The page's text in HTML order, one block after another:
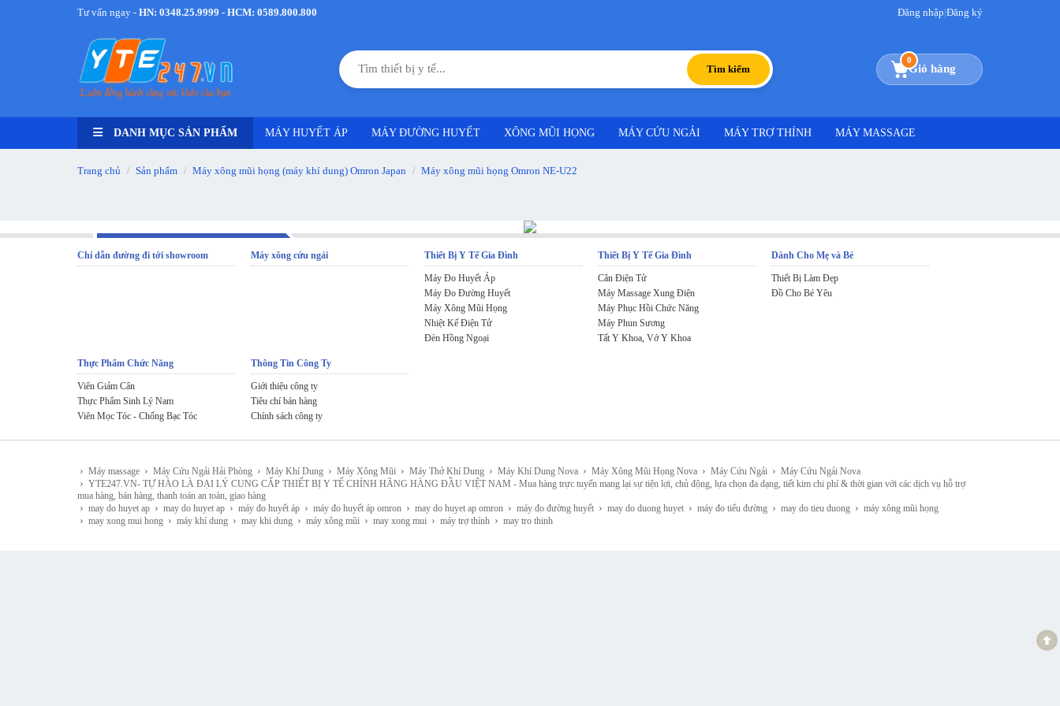
Tư vấn ngay - HN: 0348.25.9999 - HCM: 0589.800.800 Đăng nhập|Đăng ký
Tìm kiếm
0
Giỏ hàng
DANH MỤC SẢN PHẨM MÁY HUYẾT ÁP MÁY ĐƯỜNG HUYẾT XÔNG MŨI HỌNG MÁY CỨU NGẢI MÁY TRỢ THÍNH MÁY MASSAGE
Trang chủ / Sản phẩm / Máy xông mũi họng (máy khí dung) Omron Japan / Máy xông mũi họng Omron NE-U22
Chỉ dẫn đường đi tới showroom Máy xông cứu ngải Thiết Bị Y Tế Gia Đình
Máy Đo Huyết Áp
Máy Đo Đường Huyết
Máy Xông Mũi Họng
Nhiệt Kế Điện Tử
Đèn Hồng Ngoại
Thiết Bị Y Tế Gia Đình
Cân Điện Tử
Máy Massage Xung Điện
Máy Phục Hồi Chức Năng
Máy Phun Sương
Tất Y Khoa, Vớ Y Khoa
Dành Cho Mẹ và Bé
Thiết Bị Làm Đẹp
Đồ Cho Bé Yêu
Thực Phẩm Chức Năng
Viên Giảm Cân
Thực Phẩm Sinh Lý Nam
Viên Mọc Tóc - Chống Bạc Tóc
Thông Tin Công Ty
Giới thiệu công ty
Tiêu chí bán hàng
Chính sách công ty
› Máy massage › Máy Cứu Ngải Hải Phòng › Máy Khí Dung › Máy Xông Mũi › Máy Thở Khí Dung › Máy Khí Dung Nova › Máy Xông Mũi Họng Nova › Máy Cứu Ngải › Máy Cứu Ngải Nova
› YTE247.VN- TỰ HÀO LÀ ĐẠI LÝ CUNG CẤP THIẾT BỊ Y TẾ CHÍNH HÃNG HÀNG ĐẦU VIỆT NAM - Mua hàng trực tuyến mang lại sự tiện lợi, chủ động, lựa chọn đa dạng, tiết kim chi phí & thời gian với các dịch vụ hỗ trợ
mua hàng, bán hàng, thanh toán an toàn, giao hàng
› may do huyet ap › may do huyet ap › máy đo huyết áp › máy đo huyết áp omron › may do huyet ap omron › máy đo đường huyết › may do duong huyet › máy đo tiểu đường › may do tieu duong › máy xông mũi họng
› may xong mui hong › máy khí dung › may khi dung › máy xông mũi › may xong mui › máy trợ thính › may tro thinh